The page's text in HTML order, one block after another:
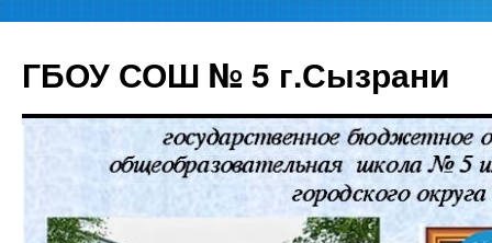
ГБОУ СОШ № 5 г.Сызрани